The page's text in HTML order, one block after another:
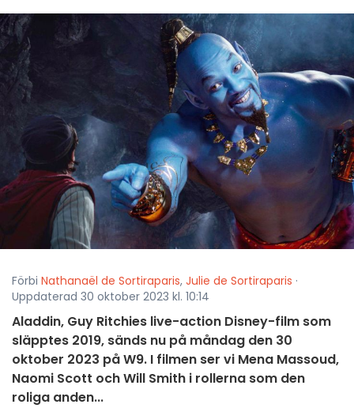
Förbi Nathanaël de Sortiraparis, Julie de Sortiraparis ·
Uppdaterad 30 oktober 2023 kl. 10:14
Aladdin, Guy Ritchies live-action Disney-film som
släpptes 2019, sänds nu på måndag den 30
oktober 2023 på W9. I filmen ser vi Mena Massoud,
Naomi Scott och Will Smith i rollerna som den
roliga anden...